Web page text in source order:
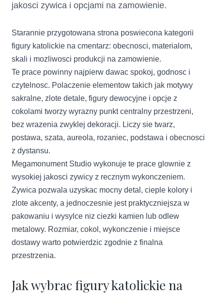
jakosci zywica i opcjami na zamowienie.
Starannie przygotowana strona poswiecona kategorii
figury katolickie na cmentarz: obecnosci, materialom,
skali i mozliwosci produkcji na zamowienie.
Te prace powinny najpierw dawac spokoj, godnosc i
czytelnosc. Polaczenie elementow takich jak motywy
sakralne, zlote detale, figury dewocyjne i opcje z
cokolami tworzy wyrazny punkt centralny przestrzeni,
bez wrazenia zwyklej dekoracji. Liczy sie twarz,
postawa, szata, aureola, rozaniec, podstawa i obecnosci
z dystansu.
Megamonument Studio wykonuje te prace glownie z
wysokiej jakosci zywicy z recznym wykonczeniem.
Zywica pozwala uzyskac mocny detal, cieple kolory i
zlote akcenty, a jednoczesnie jest praktyczniejsza w
pakowaniu i wysylce niz ciezki kamien lub odlew
metalowy. Rozmiar, cokol, wykonczenie i miejsce
dostawy warto potwierdzic zgodnie z finalna
przestrzenia.
Jak wybrac figury katolickie na